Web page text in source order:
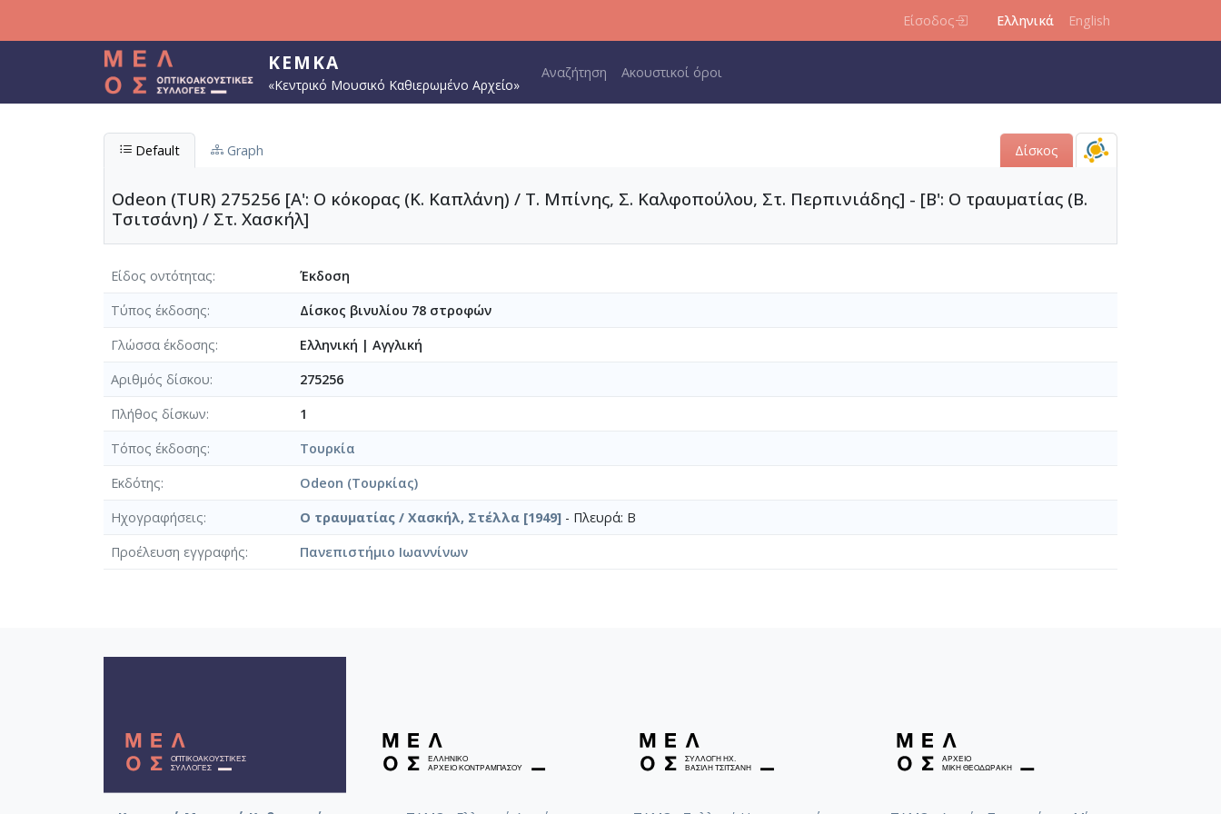
Είσοδος Ελληνικά English
ΚΕΜΚΑ
«Κεντρικό Μουσικό Καθιερωμένο Αρχείο»
Main navigation
Αναζήτηση Ακουστικοί όροι
Default Graph Δίσκος
Odeon (TUR) 275256 [Α': Ο κόκορας (Κ. Καπλάνη) / Τ. Μπίνης, Σ. Καλφοπούλου, Στ. Περπινιάδης] - [Β': Ο τραυματίας (Β.
Τσιτσάνη) / Στ. Χασκήλ]
Είδος οντότητας
Έκδοση
Τύπος έκδοσης
Δίσκος βινυλίου 78 στροφών
Γλώσσα έκδοσης
Ελληνική | Αγγλική
Αριθμός δίσκου
275256
Πλήθος δίσκων
1
Τόπος έκδοσης
Τουρκία
Εκδότης
Odeon (Τουρκίας)
Ηχογραφήσεις
Ο τραυματίας / Χασκήλ, Στέλλα [1949] - Πλευρά: Β
Προέλευση εγγραφής
Πανεπιστήμιο Ιωαννίνων